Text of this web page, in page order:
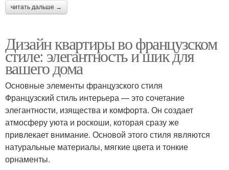
читать дальше →
Дизайн квартиры во французском
стиле: элегантность и шик для
вашего дома
Основные элементы французского стиля
Французский стиль интерьера — это сочетание
элегантности, изящества и комфорта. Он создает
атмосферу уюта и роскоши, которая сразу же
привлекает внимание. Основой этого стиля являются
натуральные материалы, мягкие цвета и тонкие
орнаменты.